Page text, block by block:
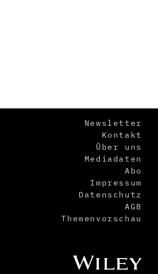
Newsletter
Kontakt
Über uns
Mediadaten
Abo
Impressum
Datenschutz
AGB
Themenvorschau